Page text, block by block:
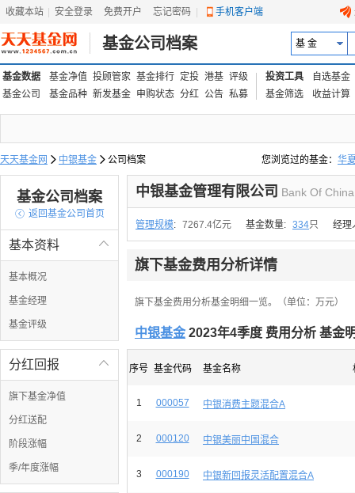
收藏本站 安全登录 免费开户 忘记密码 手机客户端
基金公司档案 基 金
基金数据 基金净值 投顾管家 基金排行 定投 港基 评级
基金公司
基金品种 新发基金 申购状态 分红 公告 私募
投资工具
自选基金
基金筛选
收益计算
天天基金网  中银基金  公司档案 您浏览过的基金： 华
易方达上证中盘ETF联
基金公司档案
 返回基金公司首页

基本资料
基本概况
基金经理
基金评级

分红回报
旗下基金净值
分红送配
阶段涨幅
季/年度涨幅
中银基金管理有限公司 Bank Of
管理规模: 7267.4亿元 基金数量: 334只 经理
旗下基金费用分析详情
旗下基金费用分析基金明细一览。（单位：万元）
中银基金 2023年4季度 费用分析 基金
序号 基金代码 基金名称
1 000057 中银消费主题混合A
2 000120 中银美丽中国混合
3 000190 中银新回报灵活配置混合A